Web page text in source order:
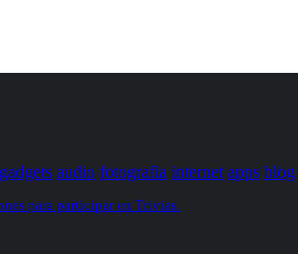
gadgets audio fotografia internet apps blog
para participar en Trivias.